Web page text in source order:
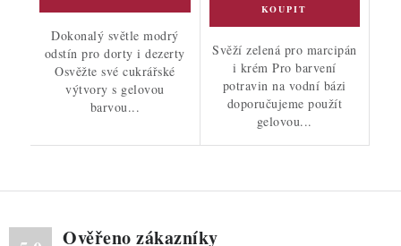
Dokonalý světle modrý
odstín pro dorty i dezerty
Osvěžte své cukrářské
výtvory s gelovou
barvou...
Svěží zelená pro marcipán
i krém Pro barvení
potravin na vodní bázi
doporučujeme použít
gelovou...
Ověřeno zákazníky